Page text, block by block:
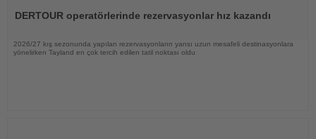
DERTOUR operatörlerinde rezervasyonlar hız kazandı
2026/27 kış sezonunda yapılan rezervasyonların yarısı uzun mesafeli destinasyonlara
yönelirken Tayland en çok tercih edilen tatil noktası oldu